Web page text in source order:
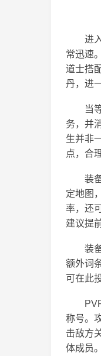
进
常迅速
道士搭
丹，进
当
务，并
生并非
点，合
装
定地图
率，还
建议提
装
额外词
可在此
称号。
击敌方
体成员。